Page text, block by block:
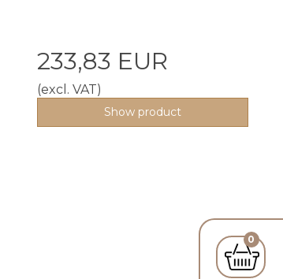
0
233,83 EUR
(excl. VAT)
Show product